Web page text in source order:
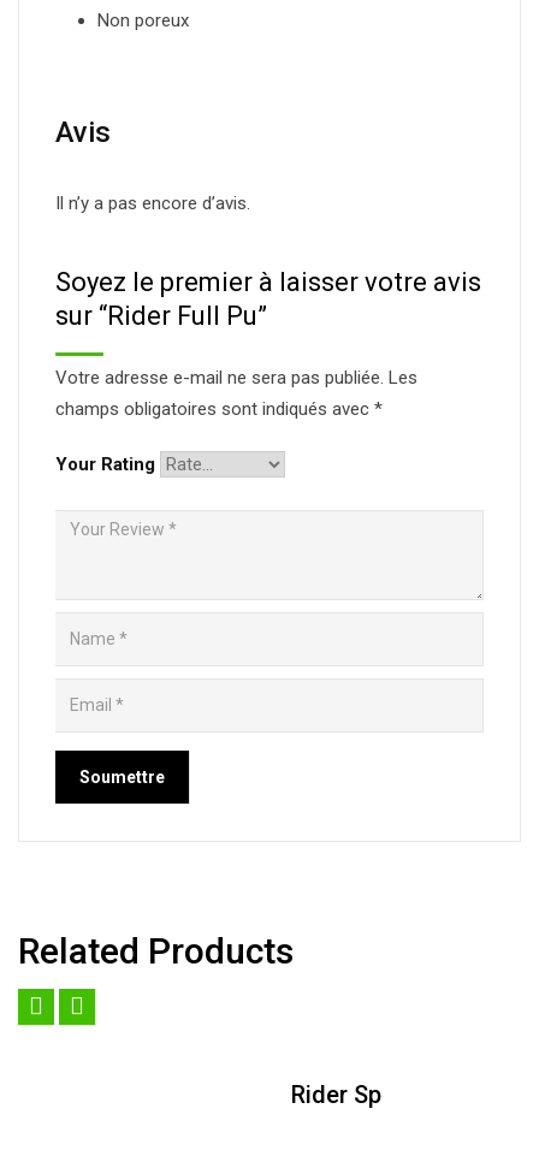
Non poreux
Avis
Il n’y a pas encore d’avis.
Soyez le premier à laisser votre avis
sur “Rider Full Pu”
Votre adresse e-mail ne sera pas publiée. Les
champs obligatoires sont indiqués avec *
Your Rating
Related Products